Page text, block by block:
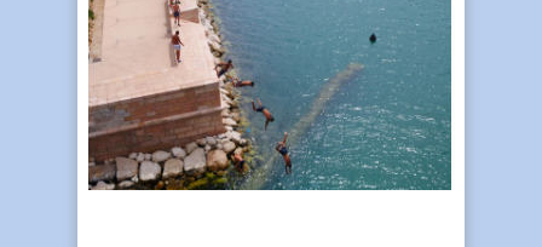
Comment on fait ?